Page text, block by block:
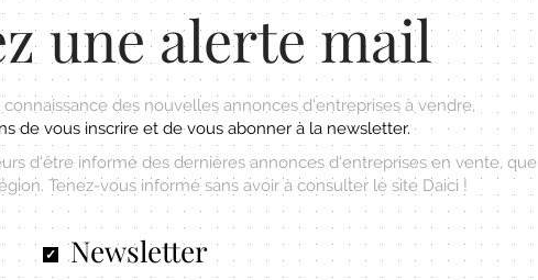
une alerte mail
des nouvelles annonces d'entreprises à vendre,
de vous inscrire et de vous abonner à la newsletter.
d'être informé des dernières annonces d'entreprises en vente, que
Tenez-vous informé sans avoir à consulter le site Daici !
Newsletter